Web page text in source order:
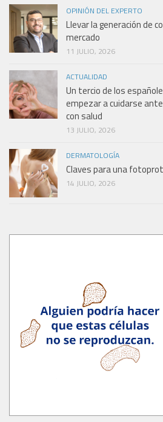
OPINIÓN DEL EXPERTO
Llevar la generación de
mercado
11 JULIO, 2026
ACTUALIDAD
Un tercio de los
empezar a cuidarse
con salud
13 JULIO, 2026
DERMATOLOGÍA
Claves para una
14 JULIO, 2026